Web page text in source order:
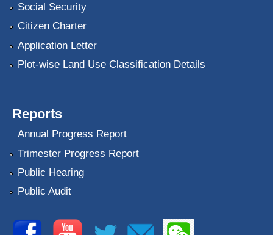
Social Security
Citizen Charter
Application Letter
Plot-wise Land Use Classification Details
Reports
Annual Progress Report
Trimester Progress Report
Public Hearing
Public Audit